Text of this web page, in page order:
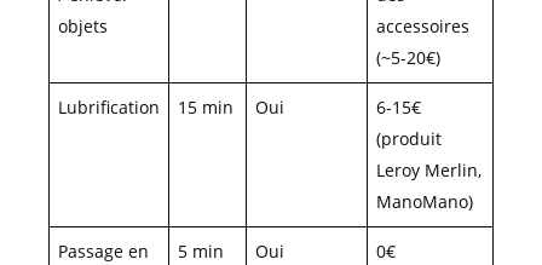
objets
accessoires
(~5-20€)
Lubrification 15 min Oui
6-15€
(produit
Leroy Merlin,
ManoMano)
Passage en
5 min Oui 0€